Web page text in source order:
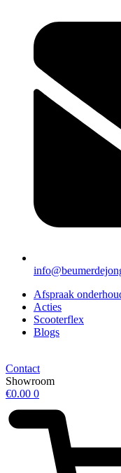
Afspraak
Acties
Scooterflex
Blogs
Contact
Showroom
€0.00 0